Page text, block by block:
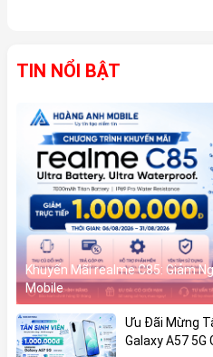
TIN NỔI BẬT
Khuyến Mãi realme C85: Giảm
Mobile
Ưu Đãi Mừng
Galaxy A57 5G